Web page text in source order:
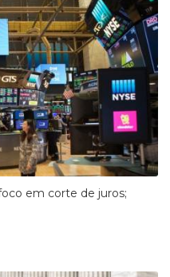
em corte de juros;